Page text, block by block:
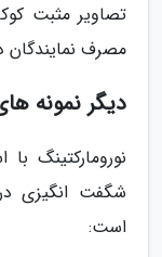
تصاویر مثبت
مصرف
دیگر نمونه
نورومارکتینگ
شگفت انگیزی
است: